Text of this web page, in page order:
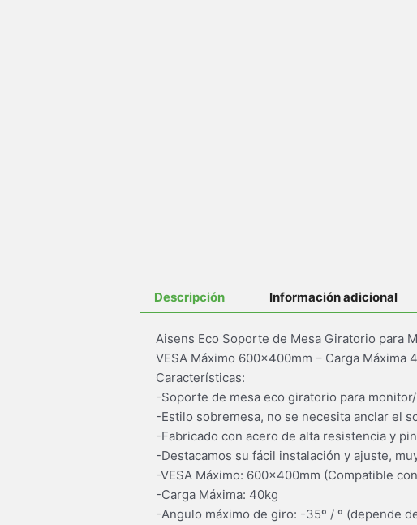
Descripción Información adicional
Aisens Eco Soporte de Mesa Giratorio para
VESA Máximo 600x400mm – Carga Máxima
Características:
-Soporte de mesa eco giratorio para
-Estilo sobremesa, no se necesita anclar el
-Fabricado con acero de alta resistencia y
-Destacamos su fácil instalación y ajuste,
-VESA Máximo: 600x400mm (Compatible
-Carga Máxima: 40kg
-Angulo máximo de giro: -35º / º (depende